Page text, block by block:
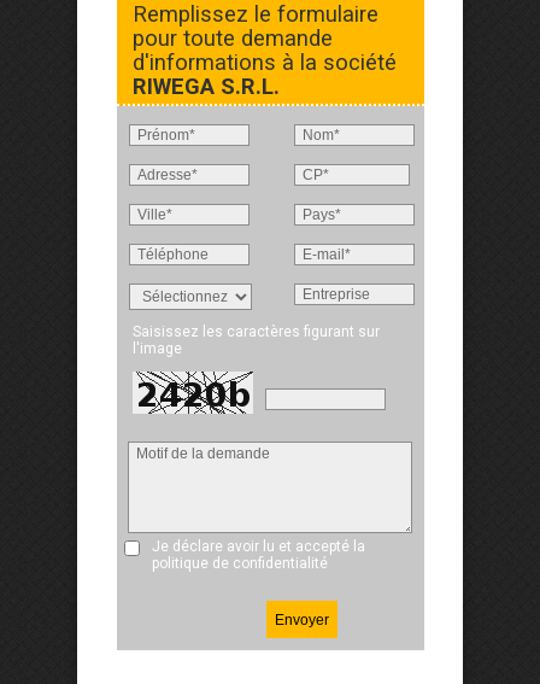
Remplissez le formulaire
pour toute demande
d'informations à la société
RIWEGA S.R.L.
Saisissez les caractères figurant sur
l'image
Je déclare avoir lu et accepté la
politique de confidentialité